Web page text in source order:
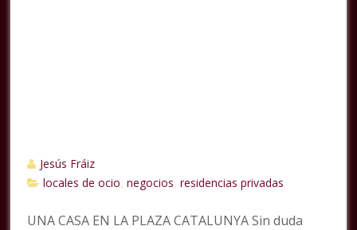
Jesús Fráiz
locales de ocio
,negocios ,residencias privadas
UNA CASA EN LA PLAZA CATALUNYA Sin duda